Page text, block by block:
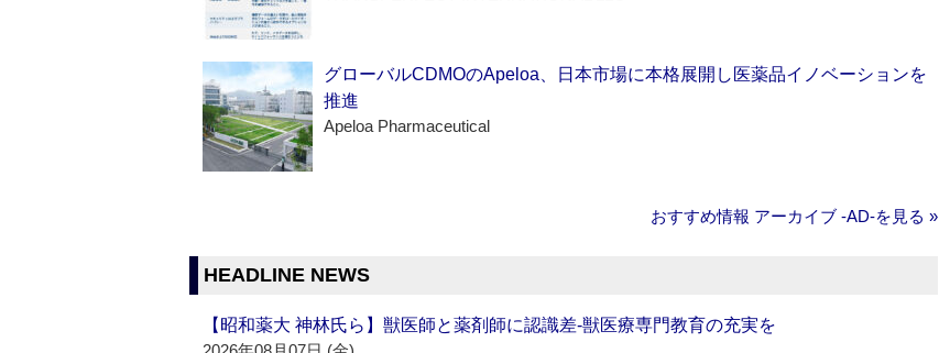
グローバルCDMOのApeloa、日本市場に本格展開し医薬品イノベーションを
推進
Apeloa Pharmaceutical
おすすめ情報 アーカイブ ‐AD‐を見る »
HEADLINE NEWS
【昭和薬大 神林氏ら】獣医師と薬剤師に認識差‐獣医療専門教育の充実を